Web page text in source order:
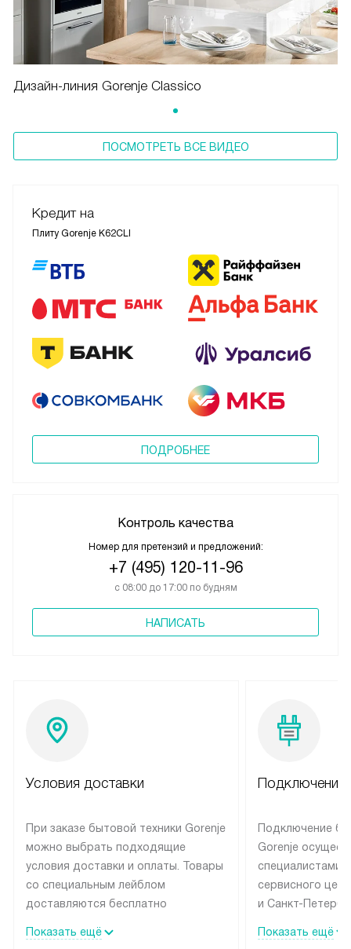
Дизайн-линия Gorenje Classico
ПОСМОТРЕТЬ ВСЕ ВИДЕО
Кредит на
Плиту Gorenje K62CLI
ПОДРОБНЕЕ
Контроль качества
Номер для претензий и предложений:
+7 (495) 120-11-96
с 08:00 до 17:00 по будням
НАПИСАТЬ
Условия доставки
При заказе бытовой техники Gorenje
можно выбрать подходящие
условия доставки и оплаты. Товары
со специальным лейблом
доставляются бесплатно
до подъезда, выезд за МКАД
Показать ещё
Подключение
Подключение
Gorenje
специалистами
сервисного
и Санкт-
подключается
Показать ещё